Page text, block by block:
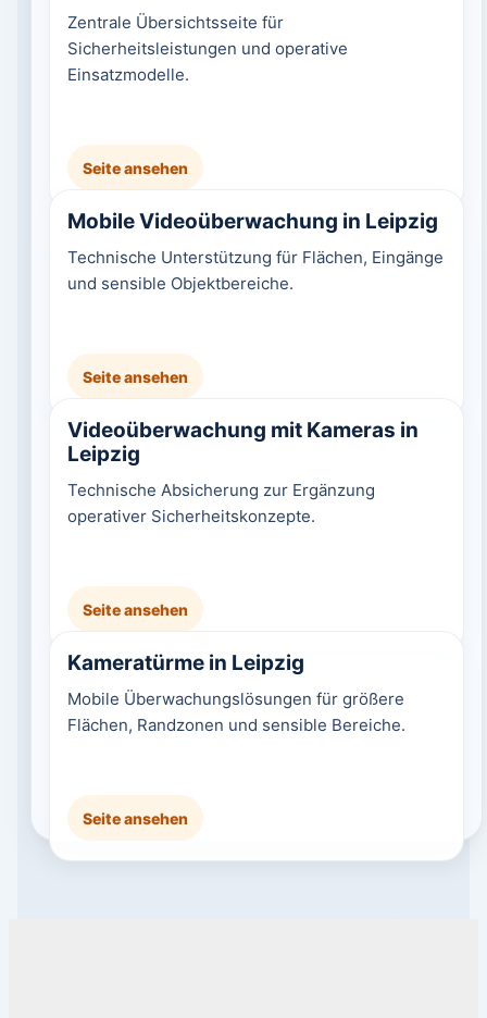
Zentrale Übersichtsseite für
Sicherheitsleistungen und operative
Einsatzmodelle.
Seite ansehen
Mobile Videoüberwachung in Leipzig
Technische Unterstützung für Flächen, Eingänge
und sensible Objektbereiche.
Seite ansehen
Videoüberwachung mit Kameras in
Leipzig
Technische Absicherung zur Ergänzung
operativer Sicherheitskonzepte.
Seite ansehen
Kameratürme in Leipzig
Mobile Überwachungslösungen für größere
Flächen, Randzonen und sensible Bereiche.
Seite ansehen